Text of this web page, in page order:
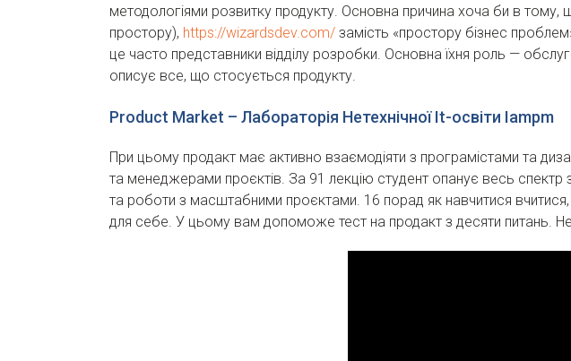
методологіями розвитку продукту. Основна причина хоча би в тому,
простору), https://wizardsdev.com/ замість «простору бізнес
це часто представники відділу розробки. Основна їхня роль —
описує все, що стосується продукту.
Product Market – Лабораторія Нетехнічної It-освіти Iampm
При цьому продакт має активно взаємодіяти з програмістами та
та менеджерами проєктів. За 91 лекцію студент опанує весь спектр
та роботи з масштабними проєктами. 16 порад як навчитися
для себе. У цьому вам допоможе тест на продакт з десяти питань.